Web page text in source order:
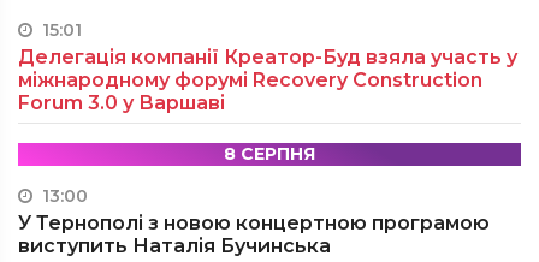
15:01
Делегація компанії Креатор-Буд взяла участь у
міжнародному форумі Recovery Construction
Forum 3.0 у Варшаві
8 СЕРПНЯ
13:00
У Тернополі з новою концертною програмою
виступить Наталія Бучинська